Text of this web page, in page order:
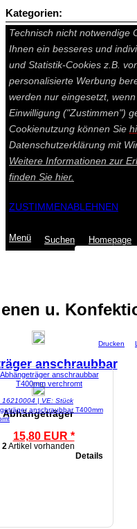
Auf dieser Seite werden
Technisch nicht notwendige
Ihnen ein besseres und
und Statistik-Cookies z.B.
personalisierte Werbung
werden nur eingesetzt,
Einwilligung ("Zustimmen")
Cookienutzung können Sie
Datenschutzerklärung mit
Weitere Informationen zur
finden Sie hier.
ZUSTIMMENABLEHNEN
Menü Suchen Homepage
u.
anschraubbar
Abhängeträger
2Artikel vorhanden
Drucken
16210004 | VE: Stück
anschraubbar T400mm
15,80 EUR *
Details
Kategorien: